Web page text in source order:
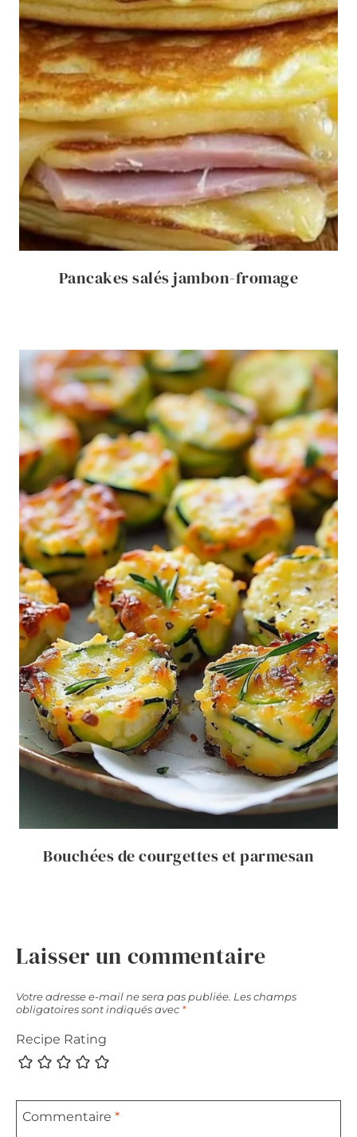
Pancakes salés jambon-fromage
Bouchées de courgettes et parmesan
Laisser un commentaire
Votre adresse e-mail ne sera pas publiée. Les champs
obligatoires sont indiqués avec *
Recipe Rating
Commentaire *